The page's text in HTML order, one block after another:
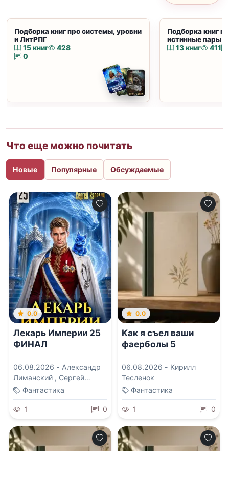
Подборка книг про системы, уровни
и ЛитРПГ
15 книг
428
0
Подборка книг
истинные пары
13 книг
411
Что еще можно почитать
Новые Популярные Обсуждаемые
0.0
Лекарь Империи 25
ФИНАЛ
06.08.2026 - Александр
Лиманский , Сергей
Карелин
Фантастика
1 0
0.0
Как я съел ваши
фаерболы 5
06.08.2026 - Кирилл
Тесленок
Фантастика
1 0